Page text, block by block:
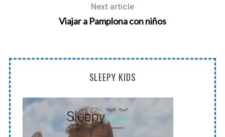
Next article
Viajar a Pamplona con niños
SLEEPY KIDS